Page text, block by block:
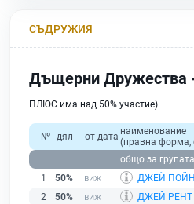
СЪДРУЖИЯ
Дъщерни Дружества
ПЛЮС има над 50% участие)
№ дял от дата наименование
(правна форма,
общо за
1
50% ДЖЕЙ
2
50% ДЖЕЙ РЕНТ